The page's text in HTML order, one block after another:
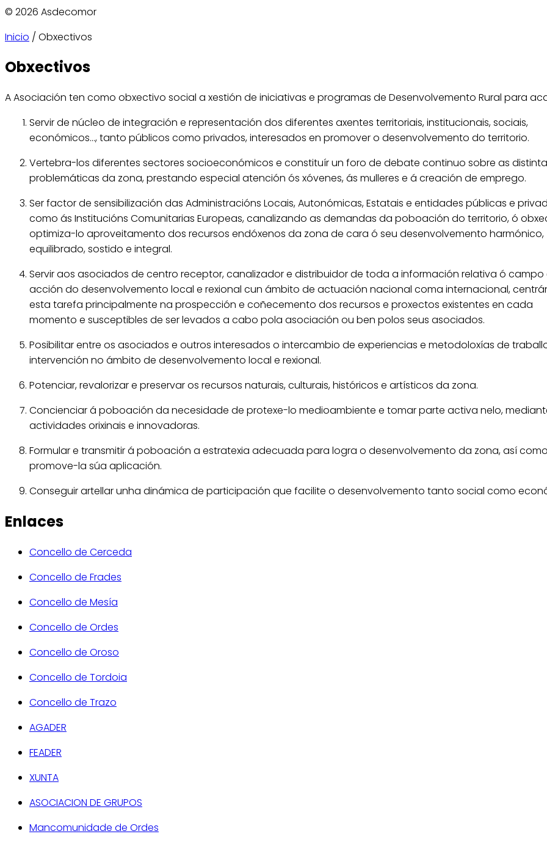
© 2026 Asdecomor
Inicio /Obxectivos
Obxectivos
A Asociación ten como obxectivo social a xestión de iniciativas e programas de Desenvolvemento Rural para
Servir de núcleo de integración e representación dos diferentes axentes territoriais, institucionais, sociais,
económicos..., tanto públicos como privados, interesados en promover o desenvolvemento do territorio.
Vertebra-los diferentes sectores socioeconómicos e constituír un foro de debate continuo sobre as
problemáticas da zona, prestando especial atención ós xóvenes, ás mulleres e á creación de emprego.
Ser factor de sensibilización das Administracións Locais, Autonómicas, Estatais e entidades públicas e
como ás Institucións Comunitarias Europeas, canalizando as demandas da poboación do territorio, ó
optimiza-lo aproveitamento dos recursos endóxenos da zona de cara ó seu desenvolvemento harmónico,
equilibrado, sostido e integral.
Servir aos asociados de centro receptor, canalizador e distribuidor de toda a información relativa ó campo
acción do desenvolvemento local e rexional cun ámbito de actuación nacional coma internacional,
esta tarefa principalmente na prospección e coñecemento dos recursos e proxectos existentes en cada
momento e susceptibles de ser levados a cabo pola asociación ou ben polos seus asociados.
Posibilitar entre os asociados e outros interesados o intercambio de experiencias e metodoloxías de
intervención no ámbito de desenvolvemento local e rexional.
Potenciar, revalorizar e preservar os recursos naturais, culturais, históricos e artísticos da zona.
Concienciar á poboación da necesidade de protexe-lo medioambiente e tomar parte activa nelo,
actividades orixinais e innovadoras.
Formular e transmitir á poboación a estratexia adecuada para logra o desenvolvemento da zona, así como
promove-la súa aplicación.
Conseguir artellar unha dinámica de participación que facilite o desenvolvemento tanto social como
Enlaces
Concello de Cerceda
Concello de Frades
Concello de Mesía
Concello de Ordes
Concello de Oroso
Concello de Tordoia
Concello de Trazo
AGADER
FEADER
XUNTA
ASOCIACION DE GRUPOS
Mancomunidade de Ordes